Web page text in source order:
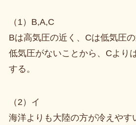
（1）B,A,C
Bは高気圧の近く、Cは低気圧
低気圧がないことから、Cより
する。
（2）イ
海洋よりも大陸の方が冷えやす